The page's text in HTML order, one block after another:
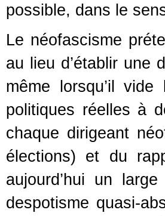
possible, dans le
Le néofascisme
au lieu d’établir une
même lorsqu’il
politiques réelles à
chaque dirigeant
élections) et du
aujourd’hui un
despotisme quasi-